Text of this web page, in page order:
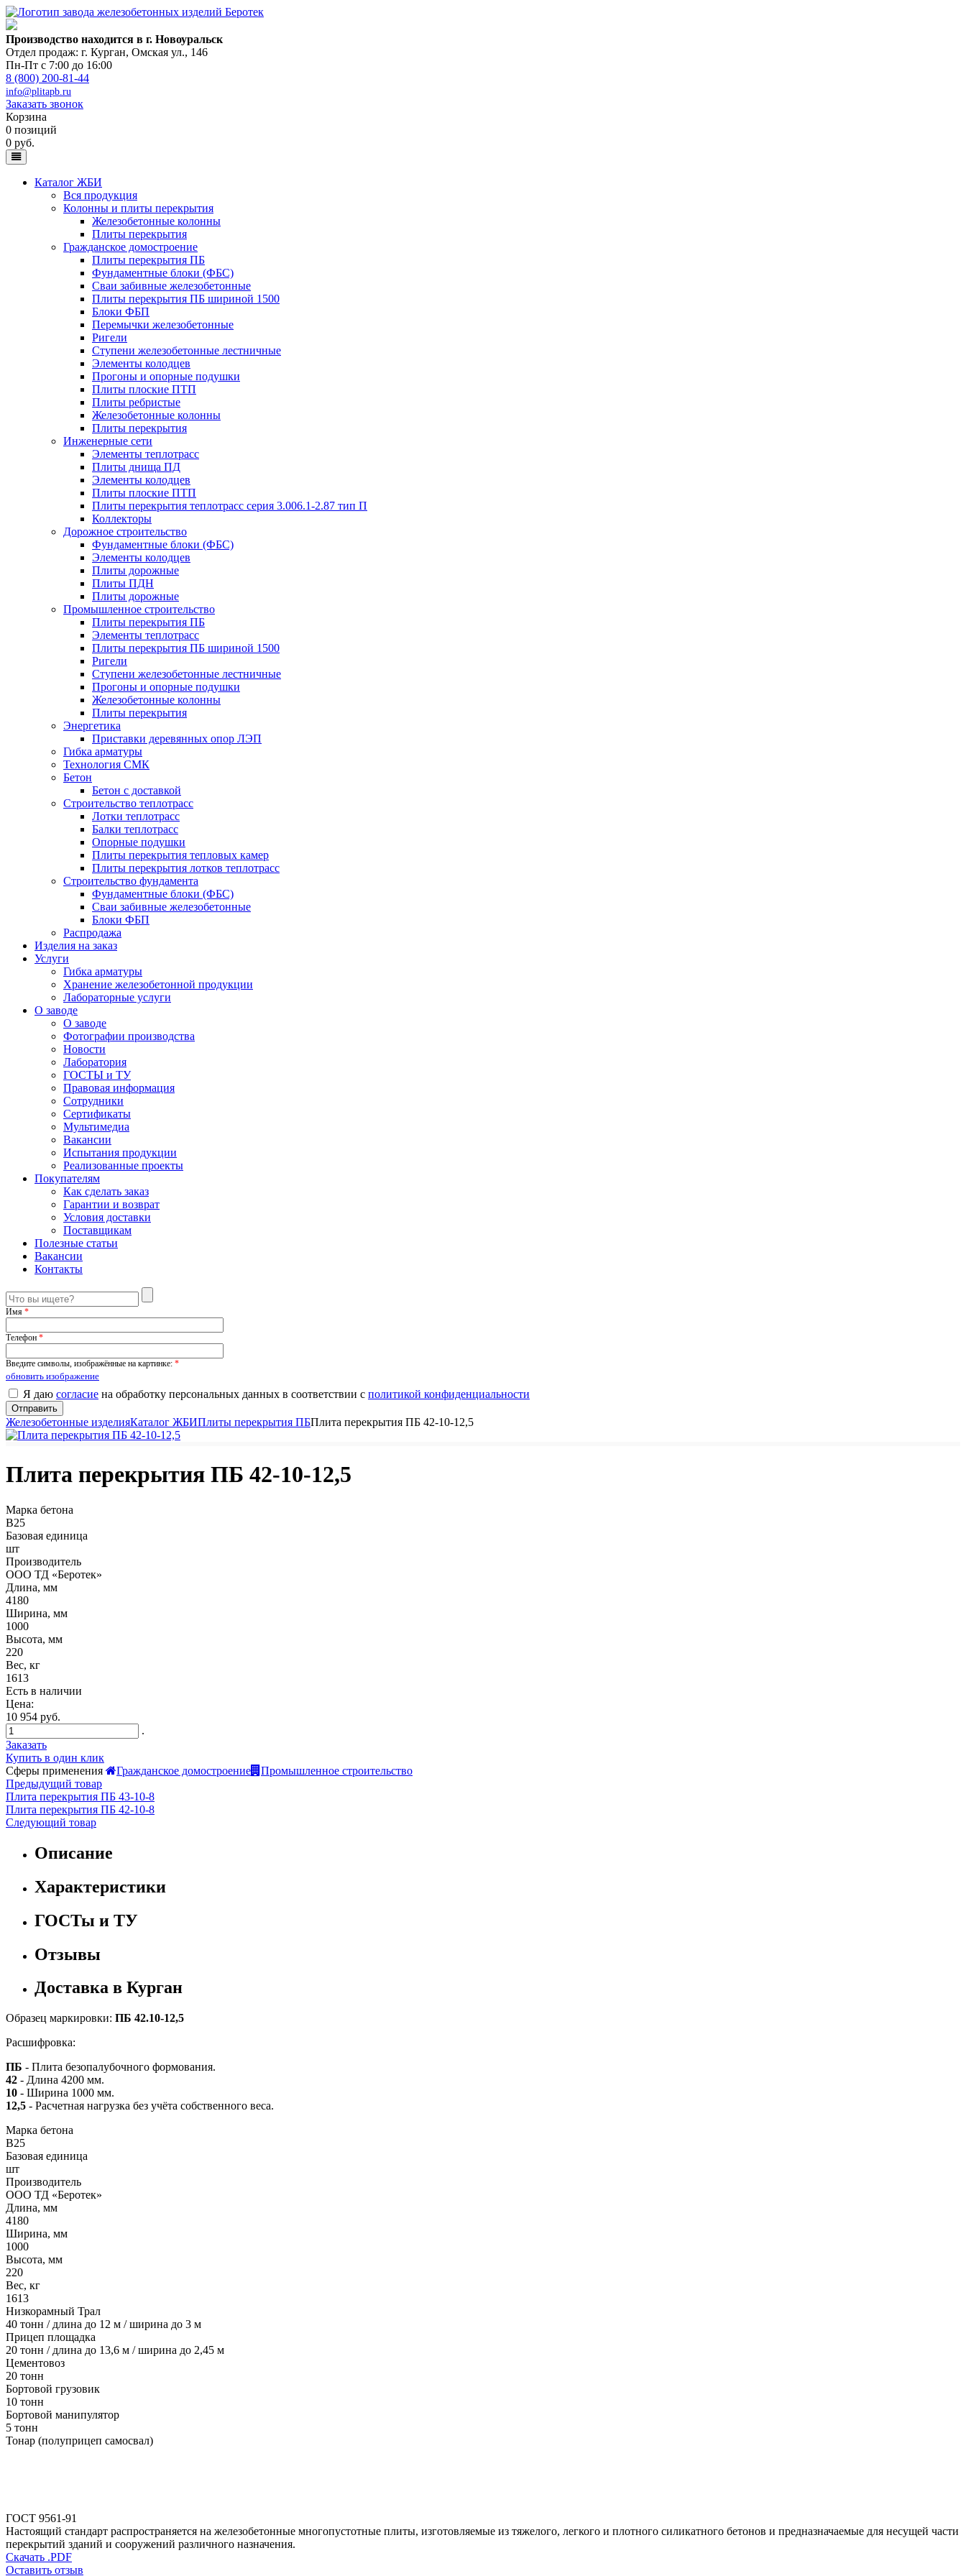
Производство находится в г. Новоуральск
Отдел продаж: г. Курган, Омская ул., 146
Пн-Пт с 7:00 до 16:00
8 (800) 200-81-44
info@plitapb.ru
Заказать звонок
Корзина
0 позиций
0 руб.
Каталог ЖБИ
Вся продукция
Колонны и плиты перекрытия
Железобетонные колонны
Плиты перекрытия
Гражданское домостроение
Плиты перекрытия ПБ
Фундаментные блоки (ФБС)
Сваи забивные железобетонные
Плиты перекрытия ПБ шириной 1500
Блоки ФБП
Перемычки железобетонные
Ригели
Ступени железобетонные лестничные
Элементы колодцев
Прогоны и опорные подушки
Плиты плоские ПТП
Плиты ребристые
Железобетонные колонны
Плиты перекрытия
Инженерные сети
Элементы теплотрасс
Плиты днища ПД
Элементы колодцев
Плиты плоские ПТП
Плиты перекрытия теплотрасс серия 3.006.1-2.87 тип П
Коллекторы
Дорожное строительство
Фундаментные блоки (ФБС)
Элементы колодцев
Плиты дорожные
Плиты ПДН
Плиты дорожные
Промышленное строительство
Плиты перекрытия ПБ
Элементы теплотрасс
Плиты перекрытия ПБ шириной 1500
Ригели
Ступени железобетонные лестничные
Прогоны и опорные подушки
Железобетонные колонны
Плиты перекрытия
Энергетика
Приставки деревянных опор ЛЭП
Гибка арматуры
Технология СМК
Бетон
Бетон с доставкой
Строительство теплотрасс
Лотки теплотрасс
Балки теплотрасс
Опорные подушки
Плиты перекрытия тепловых камер
Плиты перекрытия лотков теплотрасс
Строительство фундамента
Фундаментные блоки (ФБС)
Сваи забивные железобетонные
Блоки ФБП
Распродажа
Изделия на заказ
Услуги
Гибка арматуры
Хранение железобетонной продукции
Лабораторные услуги
О заводе
О заводе
Фотографии производства
Новости
Лаборатория
ГОСТЫ и ТУ
Правовая информация
Сотрудники
Сертификаты
Мультимедиа
Вакансии
Испытания продукции
Реализованные проекты
Покупателям
Как сделать заказ
Гарантии и возврат
Условия доставки
Поставщикам
Полезные статьи
Вакансии
Контакты
Имя *
Телефон *
Введите символы, изображённые на картинке: *
обновить изображение
Я даю согласие на обработку персональных данных в соответствии с политикой конфиденциальности
Железобетонные изделияКаталог ЖБИПлиты перекрытия ПБПлита перекрытия ПБ 42-10-12,5
Плита перекрытия ПБ 42-10-12,5
Марка бетона
B25
Базовая единица
шт
Производитель
ООО ТД «Беротек»
Длина, мм
4180
Ширина, мм
1000
Высота, мм
220
Вес, кг
1613
Есть в наличии
Цена:
10 954 руб.
.
Заказать
Купить в один клик
Сферы применения
Гражданское домостроение
Промышленное строительство
Предыдущий товар
Плита перекрытия ПБ 43-10-8
Плита перекрытия ПБ 42-10-8
Следующий товар
Описание
Характеристики
ГОСТы и ТУ
Отзывы
Доставка в Курган
Образец маркировки: ПБ 42.10-12,5
Расшифровка:
ПБ - Плита безопалубочного формования.
42 - Длина 4200 мм.
10 - Ширина 1000 мм.
12,5 - Расчетная нагрузка без учёта собственного веса.
Марка бетона
B25
Базовая единица
шт
Производитель
ООО ТД «Беротек»
Длина, мм
4180
Ширина, мм
1000
Высота, мм
220
Вес, кг
1613
Низкорамный Трал
40 тонн / длина до 12 м / ширина до 3 м
Прицеп площадка
20 тонн / длина до 13,6 м / ширина до 2,45 м
Цементовоз
20 тонн
Бортовой грузовик
10 тонн
Бортовой манипулятор
5 тонн
Тонар (полуприцеп самосвал)
ГОСТ 9561-91
Настоящий стандарт распространяется на железобетонные многопустотные плиты, изготовляемые из тяжелого, легкого и плотного силикатного бетонов и предназначаемые для несущей части
перекрытий зданий и сооружений различного назначения.
Скачать .PDF
Оставить отзыв